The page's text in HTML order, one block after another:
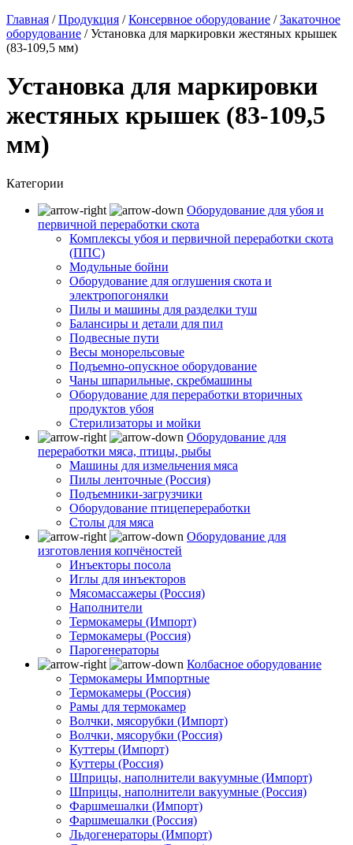
Главная /Продукция /Консервное оборудование /Закаточное
оборудование /Установка для маркировки жестяных крышек
(83-109,5 мм)
Установка для маркировки
жестяных крышек (83-109,5
мм)
Категории
Оборудование для убоя и
первичной переработки скота
Комплексы убоя и первичной переработки скота
(ППС)
Модульные бойни
Оборудование для оглушения скота и
электропогонялки
Пилы и машины для разделки туш
Балансиры и детали для пил
Подвесные пути
Весы монорельсовые
Подъемно-опускное оборудование
Чаны шпарильные, скребмашины
Оборудование для переработки вторичных
продуктов убоя
Стерилизаторы и мойки
Оборудование для
переработки мяса, птицы, рыбы
Машины для измельчения мяса
Пилы ленточные (Россия)
Подъемники-загрузчики
Оборудование птицепереработки
Столы для мяса
Оборудование для
изготовления копчёностей
Инъекторы посола
Иглы для инъекторов
Мясомассажеры (Россия)
Наполнители
Термокамеры (Импорт)
Термокамеры (Россия)
Парогенераторы
Колбасное оборудование
Термокамеры Импортные
Термокамеры (Россия)
Рамы для термокамер
Волчки, мясорубки (Импорт)
Волчки, мясорубки (Россия)
Куттеры (Импорт)
Куттеры (Россия)
Шприцы, наполнители вакуумные (Импорт)
Шприцы, наполнители вакуумные (Россия)
Фаршмешалки (Импорт)
Фаршмешалки (Россия)
Льдогенераторы (Импорт)